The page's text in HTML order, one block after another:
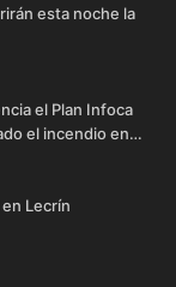
esta noche la
el Plan Infoca
el incendio en
Lecrín